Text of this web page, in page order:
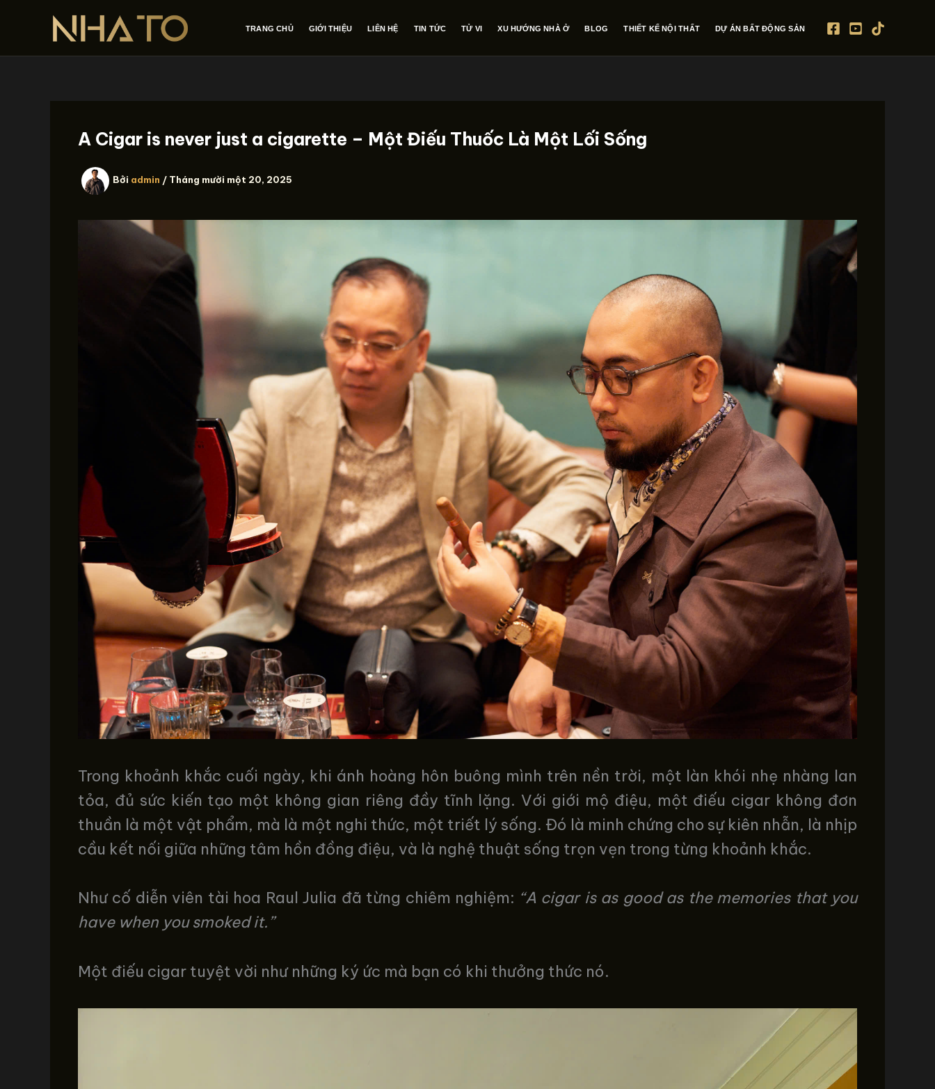
dung
TRANG CHỦ GIỚI THIỆU LIÊN HỆ TIN TỨC TỬ VI XU HƯỚNG NHÀ Ở BLOG THIẾT KẾ NỘI THẤT DỰ ÁN BẤT ĐỘNG SẢN
A Cigar is never just a cigarette – Một Điếu Thuốc Là Một Lối Sống
Bởi admin / Tháng mười một 20, 2025
Trong khoảnh khắc cuối ngày, khi ánh hoàng hôn buông mình trên nền trời, một làn khói nhẹ nhàng lan
tỏa, đủ sức kiến tạo một không gian riêng đầy tĩnh lặng. Với giới mộ điệu, một điếu cigar không đơn
thuần là một vật phẩm, mà là một nghi thức, một triết lý sống. Đó là minh chứng cho sự kiên nhẫn, là nhịp
cầu kết nối giữa những tâm hồn đồng điệu, và là nghệ thuật sống trọn vẹn trong từng khoảnh khắc.
Như cố diễn viên tài hoa Raul Julia đã từng chiêm nghiệm: “A cigar is as good as the memories that you
have when you smoked it.”
Một điếu cigar tuyệt vời như những ký ức mà bạn có khi thưởng thức nó.